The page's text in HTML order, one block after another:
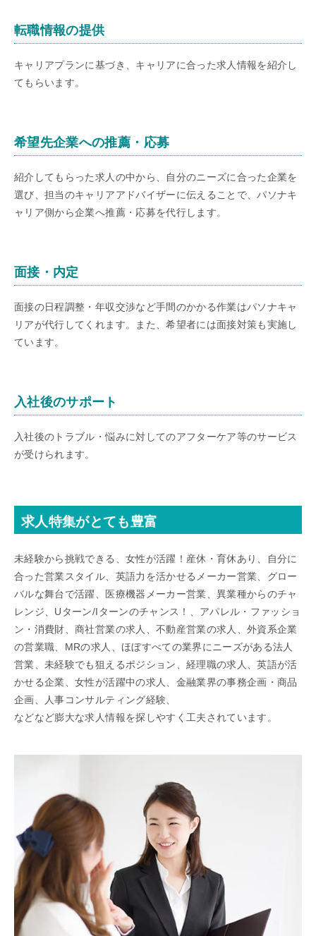
転職情報の提供
キャリアプランに基づき、キャリアに合った求人情報を紹介し
てもらいます。
希望先企業への推薦・応募
紹介してもらった求人の中から、自分のニーズに合った企業を
選び、担当のキャリアアドバイザーに伝えることで、パソナキ
ャリア側から企業へ推薦・応募を代行します。
面接・内定
面接の日程調整・年収交渉など手間のかかる作業はパソナキャ
リアが代行してくれます。また、希望者には面接対策も実施し
ています。
入社後のサポート
入社後のトラブル・悩みに対してのアフターケア等のサービス
が受けられます。
求人特集がとても豊富
未経験から挑戦できる、女性が活躍！産休・育休あり、自分に
合った営業スタイル、英語力を活かせるメーカー営業、グロー
バルな舞台で活躍、医療機器メーカー営業、異業種からのチャ
レンジ、Uターン/Iターンのチャンス！、アパレル・ファッショ
ン・消費財、商社営業の求人、不動産営業の求人、外資系企業
の営業職、MRの求人、ほぼすべての業界にニーズがある法人
営業、未経験でも狙えるポジション、経理職の求人、英語が活
かせる企業、女性が活躍中の求人、金融業界の事務企画・商品
企画、人事コンサルティング経験、
などなど膨大な求人情報を探しやすく工夫されています。